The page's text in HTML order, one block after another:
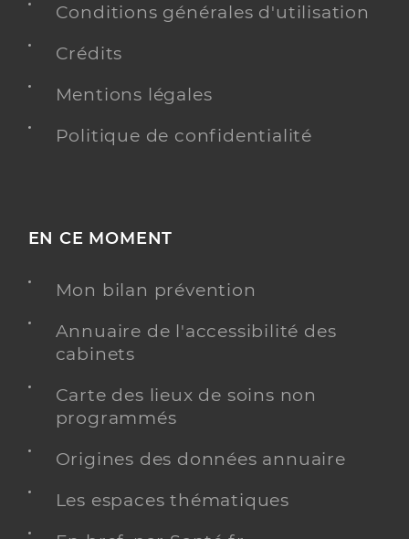
Conditions générales d'utilisation
Crédits
Mentions légales
Politique de confidentialité
EN CE MOMENT
Mon bilan prévention
Annuaire de l'accessibilité des
cabinets
Carte des lieux de soins non
programmés
Origines des données annuaire
Les espaces thématiques